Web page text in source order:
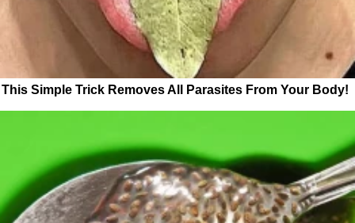
This Simple Trick Removes All Parasites From Your Body!